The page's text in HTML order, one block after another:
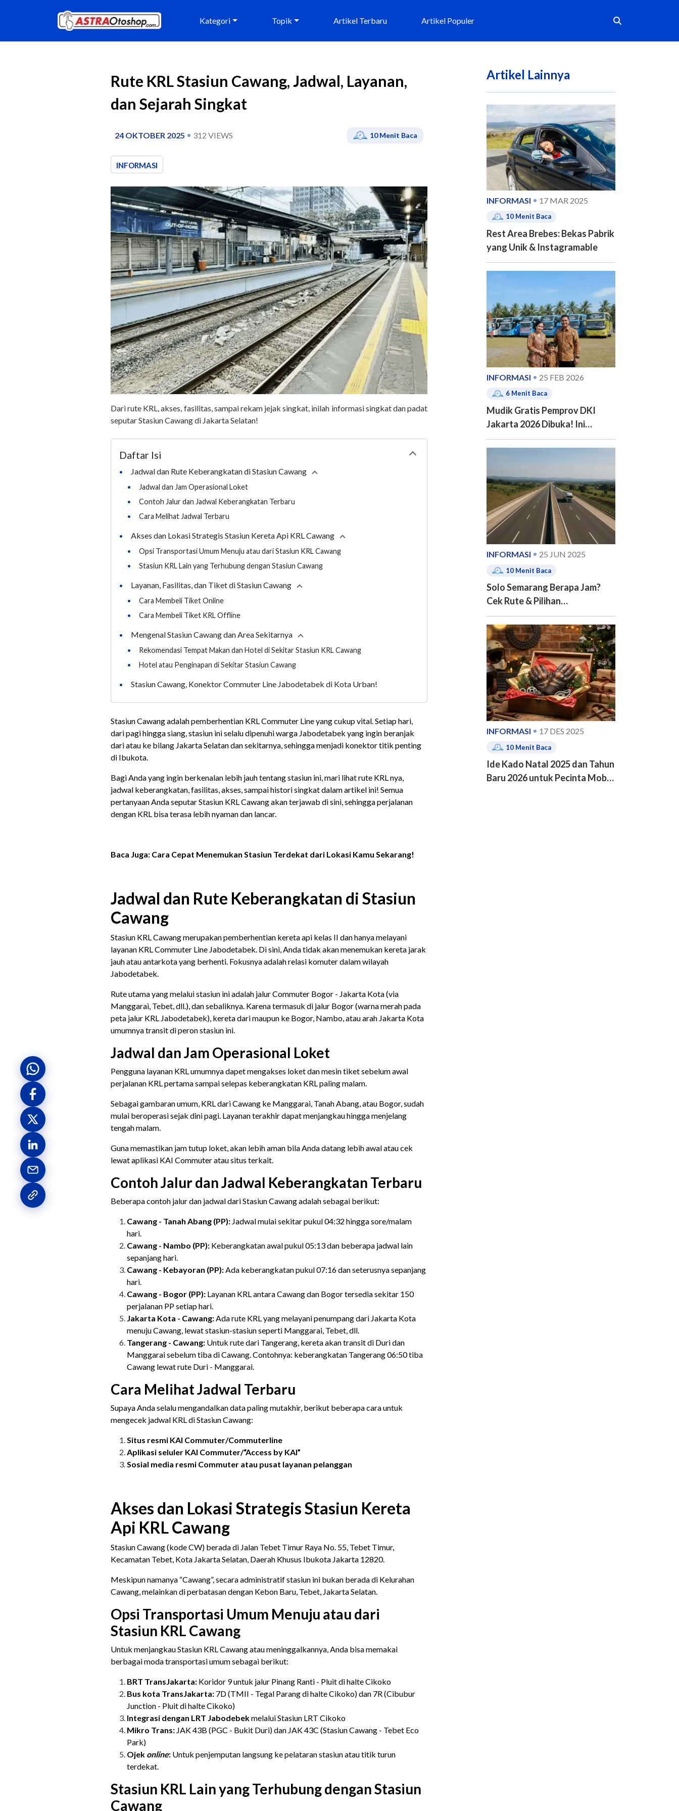
Kategori Topik Artikel Terbaru Artikel Populer
Rute KRL Stasiun Cawang, Jadwal, Layanan,
dan Sejarah Singkat
24 OKTOBER 2025 312 VIEWS 10Menit Baca
INFORMASI
Dari rute KRL, akses, fasilitas, sampai rekam jejak singkat, inilah informasi singkat dan padat
seputar Stasiun Cawang di Jakarta Selatan!
Daftar Isi
•
Jadwal dan Rute Keberangkatan di Stasiun Cawang Collapse
•
Jadwal dan Jam Operasional Loket
•
Contoh Jalur dan Jadwal Keberangkatan Terbaru
•
Cara Melihat Jadwal Terbaru
• Akses dan Lokasi Strategis Stasiun Kereta Api KRL Cawang Collapse
•
Opsi Transportasi Umum Menuju atau dari Stasiun KRL Cawang
•
Stasiun KRL Lain yang Terhubung dengan Stasiun Cawang
• Layanan, Fasilitas, dan Tiket di Stasiun Cawang Collapse
•
Cara Membeli Tiket Online
•
Cara Membeli Tiket KRL Offline
• Mengenal Stasiun Cawang dan Area Sekitarnya Collapse
•
Rekomendasi Tempat Makan dan Hotel di Sekitar Stasiun KRL Cawang
•
Hotel atau Penginapan di Sekitar Stasiun Cawang
• Stasiun Cawang, Konektor Commuter Line Jabodetabek di Kota Urban!
Stasiun Cawang adalah pemberhentian KRL Commuter Line yang cukup vital. Setiap hari,
dari pagi hingga siang, stasiun ini selalu dipenuhi warga Jabodetabek yang ingin beranjak
dari atau ke bilang Jakarta Selatan dan sekitarnya, sehingga menjadi konektor titik penting
di Ibukota.
Bagi Anda yang ingin berkenalan lebih jauh tentang stasiun ini, mari lihat rute KRL nya,
jadwal keberangkatan, fasilitas, akses, sampai histori singkat dalam artikel ini! Semua
pertanyaan Anda seputar Stasiun KRL Cawang akan terjawab di sini, sehingga perjalanan
dengan KRL bisa terasa lebih nyaman dan lancar.
Baca Juga: Cara Cepat Menemukan Stasiun Terdekat dari Lokasi Kamu Sekarang!
Jadwal dan Rute Keberangkatan di Stasiun
Cawang
Stasiun KRL Cawang merupakan pemberhentian kereta api kelas II dan hanya melayani
layanan KRL Commuter Line Jabodetabek. Di sini, Anda tidak akan menemukan kereta jarak
jauh atau antarkota yang berhenti. Fokusnya adalah relasi komuter dalam wilayah
Jabodetabek.
Rute utama yang melalui stasiun ini adalah jalur Commuter Bogor - Jakarta Kota (via
Manggarai, Tebet, dll.), dan sebaliknya. Karena termasuk di jalur Bogor (warna merah pada
peta jalur KRL Jabodetabek), kereta dari maupun ke Bogor, Nambo, atau arah Jakarta Kota
umumnya transit di peron stasiun ini.
Jadwal dan Jam Operasional Loket
Pengguna layanan KRL umumnya dapet mengakses loket dan mesin tiket sebelum awal
perjalanan KRL pertama sampai selepas keberangkatan KRL paling malam.
Sebagai gambaran umum, KRL dari Cawang ke Manggarai, Tanah Abang, atau Bogor, sudah
mulai beroperasi sejak dini pagi. Layanan terakhir dapat menjangkau hingga menjelang
tengah malam.
Guna memastikan jam tutup loket, akan lebih aman bila Anda datang lebih awal atau cek
lewat aplikasi KAI Commuter atau situs terkait.
Contoh Jalur dan Jadwal Keberangkatan Terbaru
Beberapa contoh jalur dan jadwal dari Stasiun Cawang adalah sebagai berikut:
Cawang - Tanah Abang (PP): Jadwal mulai sekitar pukul 04:32 hingga sore/malam
hari.
Cawang - Nambo (PP): Keberangkatan awal pukul 05:13 dan beberapa jadwal lain
sepanjang hari.
Cawang - Kebayoran (PP):Ada keberangkatan pukul 07:16 dan seterusnya sepanjang
hari.
Cawang - Bogor (PP): Layanan KRL antara Cawang dan Bogor tersedia sekitar 150
perjalanan PP setiap hari.
Jakarta Kota - Cawang:Ada rute KRL yang melayani penumpang dari Jakarta Kota
menuju Cawang, lewat stasiun-stasiun seperti Manggarai, Tebet, dll.
Tangerang - Cawang: Untuk rute dari Tangerang, kereta akan transit di Duri dan
Manggarai sebelum tiba di Cawang. Contohnya: keberangkatan Tangerang 06:50 tiba
Cawang lewat rute Duri - Manggarai.
Cara Melihat Jadwal Terbaru
Supaya Anda selalu mengandalkan data paling mutakhir, berikut beberapa cara untuk
mengecek jadwal KRL di Stasiun Cawang:
Situs resmi KAI Commuter/Commuterline
Aplikasi seluler KAI Commuter/“Access by KAI”
Sosial media resmi Commuter atau pusat layanan pelanggan
Akses dan Lokasi Strategis Stasiun Kereta
Api KRL Cawang
Stasiun Cawang (kode CW) berada di Jalan Tebet Timur Raya No. 55, Tebet Timur,
Kecamatan Tebet, Kota Jakarta Selatan, Daerah Khusus Ibukota Jakarta 12820.
Meskipun namanya “Cawang”, secara administratif stasiun ini bukan berada di Kelurahan
Cawang, melainkan di perbatasan dengan Kebon Baru, Tebet, Jakarta Selatan.
Opsi Transportasi Umum Menuju atau dari
Stasiun KRL Cawang
Untuk menjangkau Stasiun KRL Cawang atau meninggalkannya, Anda bisa memakai
berbagai moda transportasi umum sebagai berikut:
BRT TransJakarta: Koridor 9 untuk jalur Pinang Ranti - Pluit di halte Cikoko
Bus kota TransJakarta: 7D (TMII - Tegal Parang di halte Cikoko) dan 7R (Cibubur
Junction - Pluit di halte Cikoko)
Integrasi dengan LRT Jabodebekmelalui Stasiun LRT Cikoko
Mikro Trans: JAK 43B (PGC - Bukit Duri) dan JAK 43C (Stasiun Cawang - Tebet Eco
Park)
Ojek online: Untuk penjemputan langsung ke pelataran stasiun atau titik turun
terdekat.
Stasiun KRL Lain yang Terhubung dengan Stasiun
Cawang
Artikel Lainnya
INFORMASI 17 MAR 2025
10 Menit Baca
Rest Area Brebes: Bekas Pabrik
yang Unik & Instagramable
INFORMASI 25 FEB 2026
6 Menit Baca
Mudik Gratis Pemprov DKI
Jakarta 2026 Dibuka! Ini
Jadwal, 20 Kota Tujuan dan
Cara Pendaftarannya
INFORMASI 25 JUN 2025
10 Menit Baca
Solo Semarang Berapa Jam?
Cek Rute & Pilihan
Transportasinya
INFORMASI 17 DES 2025
10 Menit Baca
Ide Kado Natal 2025 dan Tahun
Baru 2026 untuk Pecinta Mobil